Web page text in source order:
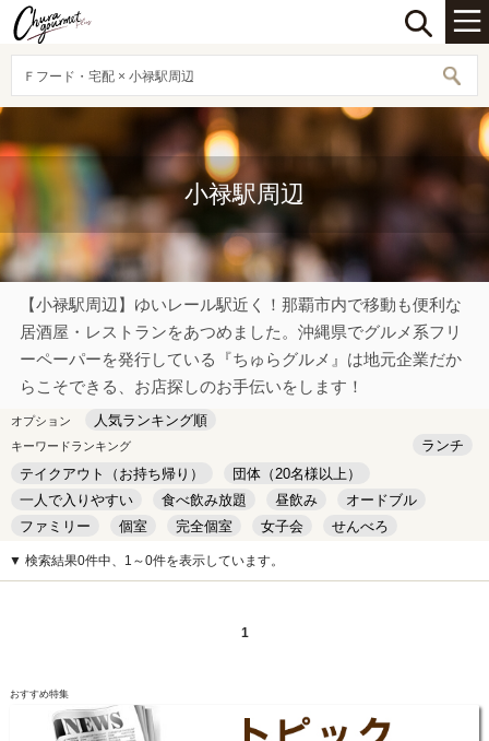
Ｆフード・宅配 × 小禄駅周辺
小禄駅周辺
【小禄駅周辺】ゆいレール駅近く！那覇市内で移動も便利な
居酒屋・レストランをあつめました。沖縄県でグルメ系フリ
ーペーパーを発行している『ちゅらグルメ』は地元企業だか
らこそできる、お店探しのお手伝いをします！
オプション 人気ランキング順
キーワードランキング
ランチ
テイクアウト（お持ち帰り）
団体（20名様以上）
一人で入りやすい
食べ飲み放題 昼飲み
オードブル
ファミリー
個室 完全個室 女子会
せんべろ
キッズルーム
安い デート
▼ 検索結果0件中、1～0件を表示しています。
1
おすすめ特集